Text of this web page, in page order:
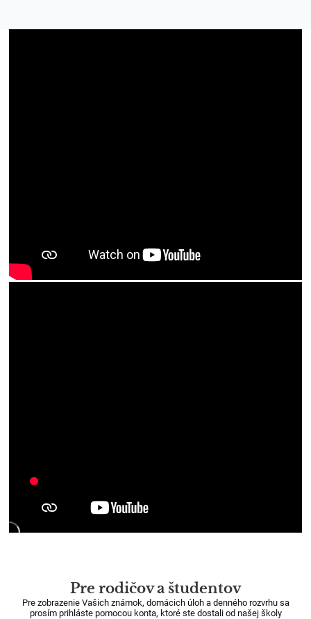
Pre rodičov a študentov
Pre zobrazenie Vašich známok, domácich úloh a denného rozvrhu sa
prosím prihláste pomocou konta, ktoré ste dostali od našej školy